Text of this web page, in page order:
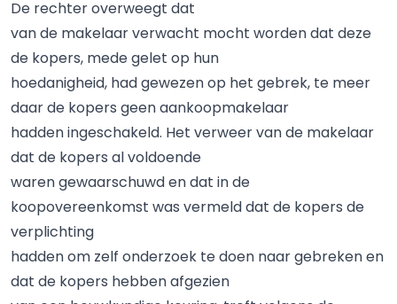
De rechter overweegt dat
van de makelaar verwacht mocht worden dat deze
de kopers, mede gelet op hun
hoedanigheid, had gewezen op het gebrek, te meer
daar de kopers geen aankoopmakelaar
hadden ingeschakeld. Het verweer van de makelaar
dat de kopers al voldoende
waren gewaarschuwd en dat in de
koopovereenkomst was vermeld dat de kopers de
verplichting
hadden om zelf onderzoek te doen naar gebreken en
dat de kopers hebben afgezien